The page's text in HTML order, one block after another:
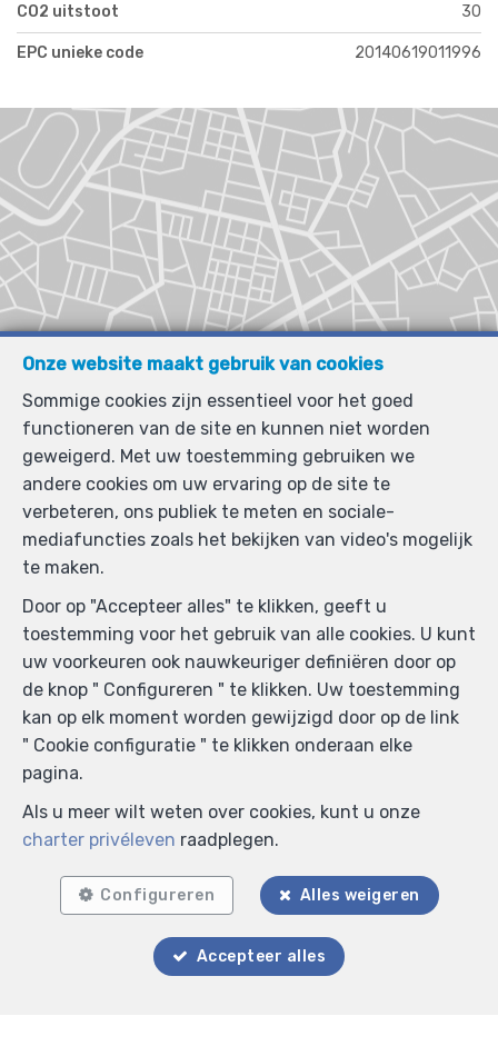
CO2 uitstoot 30
EPC unieke code 20140619011996
Onze website maakt gebruik van cookies
Sommige cookies zijn essentieel voor het goed
functioneren van de site en kunnen niet worden
geweigerd. Met uw toestemming gebruiken we
andere cookies om uw ervaring op de site te
verbeteren, ons publiek te meten en sociale-
mediafuncties zoals het bekijken van video's mogelijk
te maken.
Door op "Accepteer alles" te klikken, geeft u
toestemming voor het gebruik van alle cookies. U kunt
uw voorkeuren ook nauwkeuriger definiëren door op
de knop " Configureren " te klikken. Uw toestemming
kan op elk moment worden gewijzigd door op de link
" Cookie configuratie " te klikken onderaan elke
pagina.
Als u meer wilt weten over cookies, kunt u onze
charter privéleven raadplegen.
Configureren Alles weigeren
Accepteer alles